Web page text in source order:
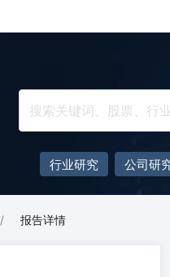
行业研究 公司研
/ 报告详情